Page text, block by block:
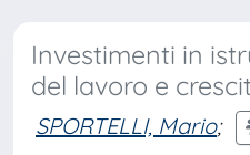
Investimenti in
del lavoro e
SPORTELLI, Mario;